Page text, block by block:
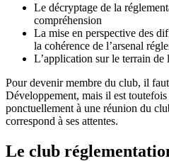
Le décryptage de la
compréhension
La mise en perspective des
la cohérence de l’arsenal
L’application sur le terrain de
Pour devenir membre du club, il
Développement, mais il est toutefois
ponctuellement à une réunion du
correspond à ses attentes.
Le club